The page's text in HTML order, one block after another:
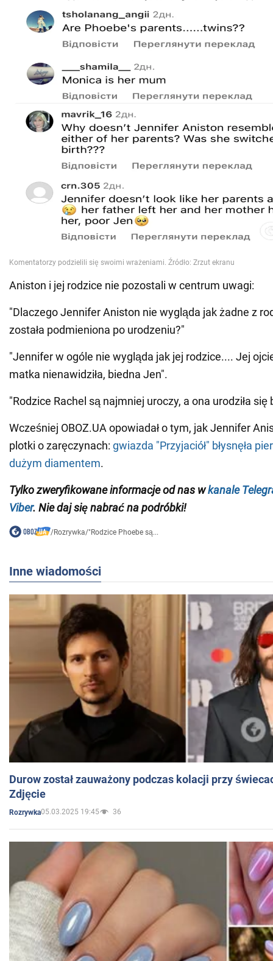
Aniston i jej rodzice nie pozostali w centrum uwagi:
"Dlaczego Jennifer Aniston nie wygląda jak żadne z
została podmieniona po urodzeniu?"
"Jennifer w ogóle nie wygląda jak jej rodzice.... Jej
matka nienawidziła, biedna Jen".
"Rodzice Rachel są najmniej uroczy, a ona urodziła się
Wcześniej OBOZ.UA opowiadał o tym, jak Jennifer
plotki o zaręczynach: gwiazda "Przyjaciół" błysnęła
dużym diamentem.
Tylko zweryfikowane informacje od nas wkanale
Viber. Nie daj się nabrać na podróbki!
/Rozrywka/"Rodzice Phoebe są...
Inne wiadomości
Durow został zauważony podczas kolacji przy
Zdjęcie
Rozrywka05.03.2025 19:45 36